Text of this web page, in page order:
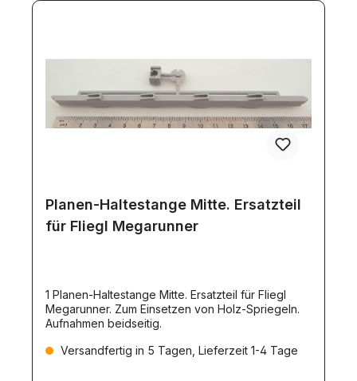
Planen-Haltestange Mitte. Ersatzteil
für Fliegl Megarunner
1 Planen-Haltestange Mitte. Ersatzteil für Fliegl
Megarunner. Zum Einsetzen von Holz-Spriegeln.
Aufnahmen beidseitig.
Versandfertig in 5 Tagen, Lieferzeit 1-4 Tage